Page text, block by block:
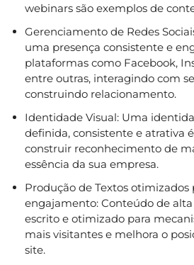
webinars são exemplos de
Gerenciamento de Redes
uma presença consistente e
plataformas como Facebook,
entre outras, interagindo com
construindo relacionamento.
Identidade Visual: Uma
definida, consistente e atrativa
construir reconhecimento de
essência da sua empresa.
Produção de Textos otimizados
engajamento: Conteúdo de
escrito e otimizado para
mais visitantes e melhora o
site.